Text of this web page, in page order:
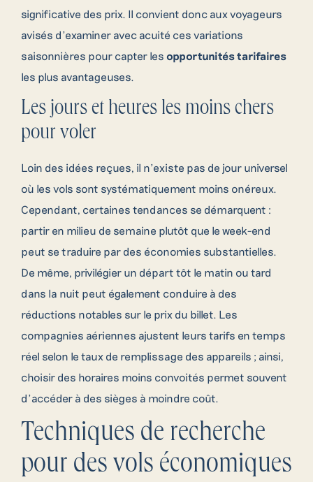
significative des prix. Il convient donc aux voyageurs
avisés d’examiner avec acuité ces variations
saisonnières pour capter les opportunités tarifaires
les plus avantageuses.
Les jours et heures les moins chers
pour voler
Loin des idées reçues, il n’existe pas de jour universel
où les vols sont systématiquement moins onéreux.
Cependant, certaines tendances se démarquent :
partir en milieu de semaine plutôt que le week-end
peut se traduire par des économies substantielles.
De même, privilégier un départ tôt le matin ou tard
dans la nuit peut également conduire à des
réductions notables sur le prix du billet. Les
compagnies aériennes ajustent leurs tarifs en temps
réel selon le taux de remplissage des appareils ; ainsi,
choisir des horaires moins convoités permet souvent
d’accéder à des sièges à moindre coût.
Techniques de recherche
pour des vols économiques